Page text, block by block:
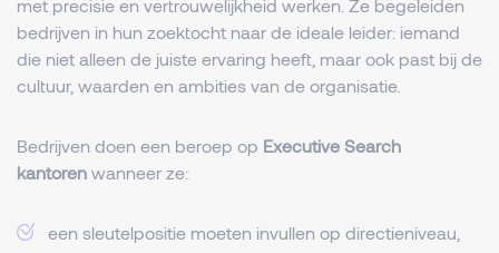
met precisie en vertrouwelijkheid werken. Ze begeleiden
bedrijven in hun zoektocht naar de ideale leider: iemand
die niet alleen de juiste ervaring heeft, maar ook past bij de
cultuur, waarden en ambities van de organisatie.
Bedrijven doen een beroep op Executive Search
kantoren wanneer ze:
een sleutelpositie moeten invullen op directieniveau,